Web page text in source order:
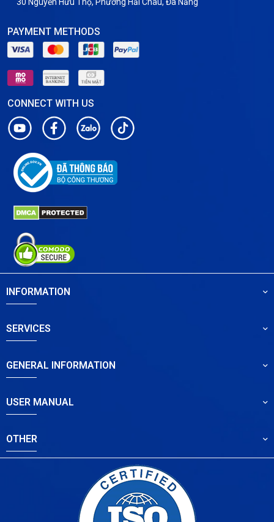
30 Nguyễn Hữu Thọ, Phường Hải Châu, Đà Nẵng
PAYMENT METHODS
CONNECT WITH US
INFORMATION
SERVICES
GENERAL INFORMATION
USER MANUAL
OTHER